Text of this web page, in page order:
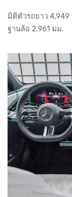
มิติตัวรถยาว 4,949
ฐานล้อ 2,961 มม.